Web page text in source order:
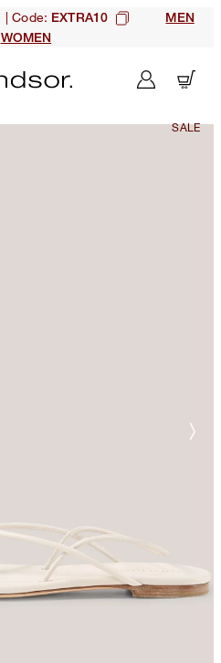
| Code: EXTRA10
MEN
WOMEN